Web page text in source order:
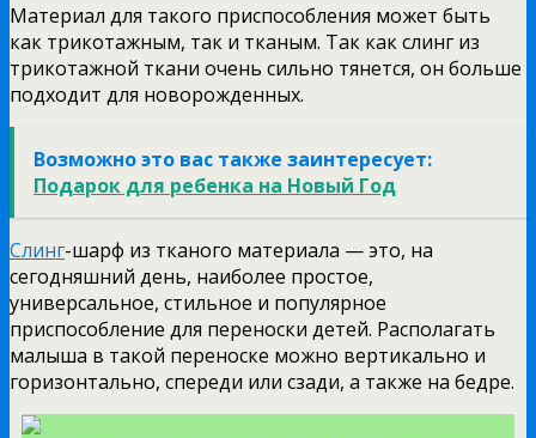
Материал для такого приспособления может быть
как трикотажным, так и тканым. Так как слинг из
трикотажной ткани очень сильно тянется, он больше
подходит для новорожденных.
Возможно это вас также заинтересует:
Подарок для ребенка на Новый Год
Слинг-шарф из тканого материала — это, на
сегодняшний день, наиболее простое,
универсальное, стильное и популярное
приспособление для переноски детей. Располагать
малыша в такой переноске можно вертикально и
горизонтально, спереди или сзади, а также на бедре.